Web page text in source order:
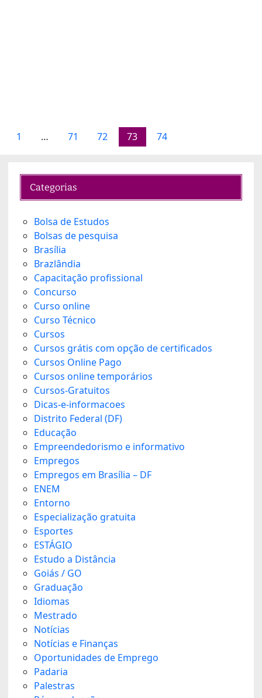
1 … 71 72 73 74
Categorias
Bolsa de Estudos
Bolsas de pesquisa
Brasília
Brazlândia
Capacitação profissional
Concurso
Curso online
Curso Técnico
Cursos
Cursos grátis com opção de certificados
Cursos Online Pago
Cursos online temporários
Cursos-Gratuitos
Dicas-e-informacoes
Distrito Federal (DF)
Educação
Empreendedorismo e informativo
Empregos
Empregos em Brasília – DF
ENEM
Entorno
Especialização gratuita
Esportes
ESTÁGIO
Estudo a Distância
Goiás / GO
Graduação
Idiomas
Mestrado
Notícias
Notícias e Finanças
Oportunidades de Emprego
Padaria
Palestras